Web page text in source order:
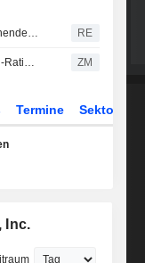
Trade Desk prognostiziert enttäuschenden Quartalsumsatz - Aktie fällt RE
AMAZON.COM, INC. : erhält Kaufen-Rating von Arete ZM
Termine Sektor
Inc.